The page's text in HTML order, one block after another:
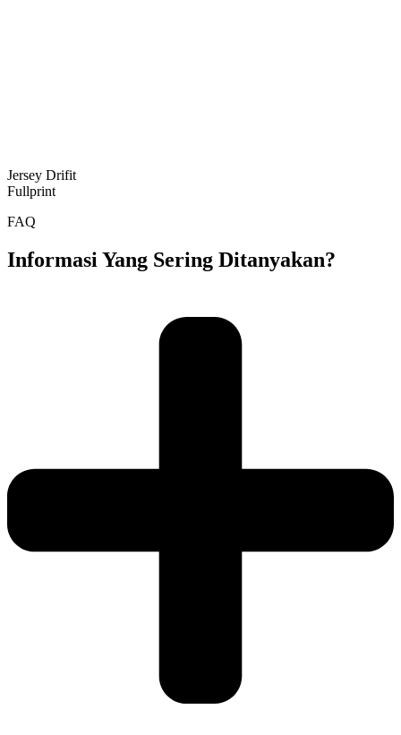
Jersey Drifit
Fullprint
FAQ
Informasi Yang Sering Ditanyakan?